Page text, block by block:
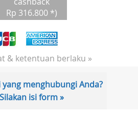
Rp 316.800 *)
& ketentuan berlaku »
yang menghubungi Anda?
Silakan isi form »